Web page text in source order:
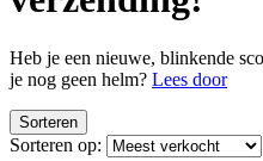
Heb je een nieuwe, blinkende
je nog geen helm? Lees door
Sorteren
Sorteren op: